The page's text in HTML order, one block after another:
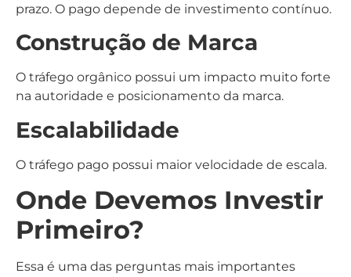
prazo. O pago depende de investimento contínuo.
Construção de Marca
O tráfego orgânico possui um impacto muito forte
na autoridade e posicionamento da marca.
Escalabilidade
O tráfego pago possui maior velocidade de escala.
Onde Devemos Investir
Primeiro?
Essa é uma das perguntas mais importantes